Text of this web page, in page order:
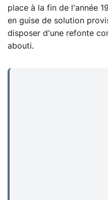
place à la fin de l'année
en guise de solution
disposer d'une refonte
abouti.